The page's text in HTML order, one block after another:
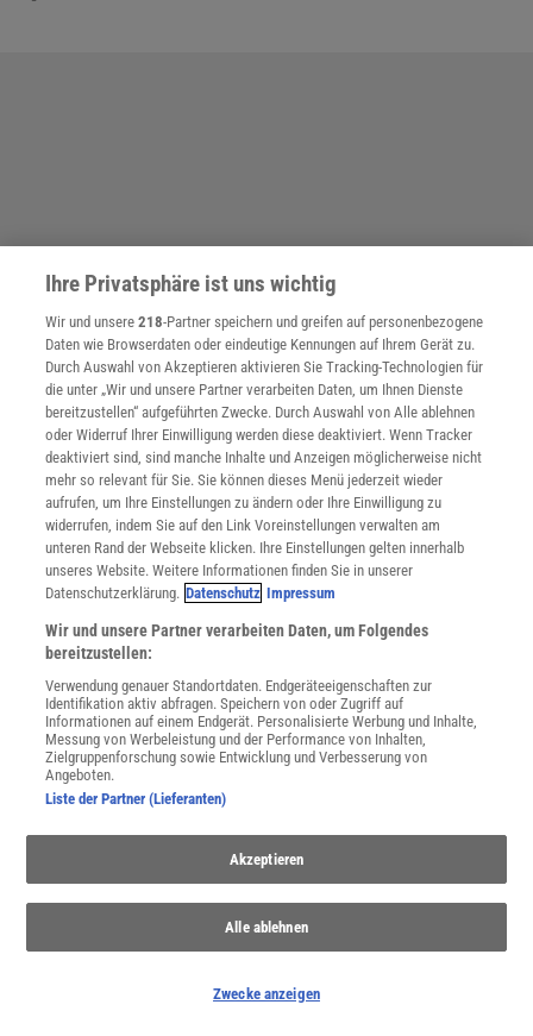
SPONSORED
PARTNERINHALTE
Anzeige
NACH OBEN
Für Sie im Spektrum-Shop und am Kiosk:
Ihre Privatsphäre ist uns wichtig
Wir und unsere218-Partner speichern und greifen auf personenbezogene
Daten wie Browserdaten oder eindeutige Kennungen auf Ihrem Gerät zu.
Durch Auswahl von Akzeptieren aktivieren Sie Tracking-Technologien für
die unter „Wir und unsere Partner verarbeiten Daten, um Ihnen Dienste
bereitzustellen“ aufgeführten Zwecke. Durch Auswahl von Alle ablehnen
oder Widerruf Ihrer Einwilligung werden diese deaktiviert. Wenn Tracker
deaktiviert sind, sind manche Inhalte und Anzeigen möglicherweise nicht
mehr so relevant für Sie. Sie können dieses Menü jederzeit wieder
aufrufen, um Ihre Einstellungen zu ändern oder Ihre Einwilligung zu
widerrufen, indem Sie auf den Link Voreinstellungen verwalten am
unteren Rand der Webseite klicken. Ihre Einstellungen gelten innerhalb
unseres Website. Weitere Informationen finden Sie in unserer
Datenschutzerklärung. Datenschutz Impressum
Wir und unsere Partner verarbeiten Daten, um Folgendes
bereitzustellen:
Verwendung genauer Standortdaten. Endgeräteeigenschaften zur
Identifikation aktiv abfragen. Speichern von oder Zugriff auf
Informationen auf einem Endgerät. Personalisierte Werbung und Inhalte,
Messung von Werbeleistung und der Performance von Inhalten,
Zielgruppenforschung sowie Entwicklung und Verbesserung von
Angeboten.
Liste der Partner (Lieferanten)
Akzeptieren
Alle ablehnen
Zwecke anzeigen